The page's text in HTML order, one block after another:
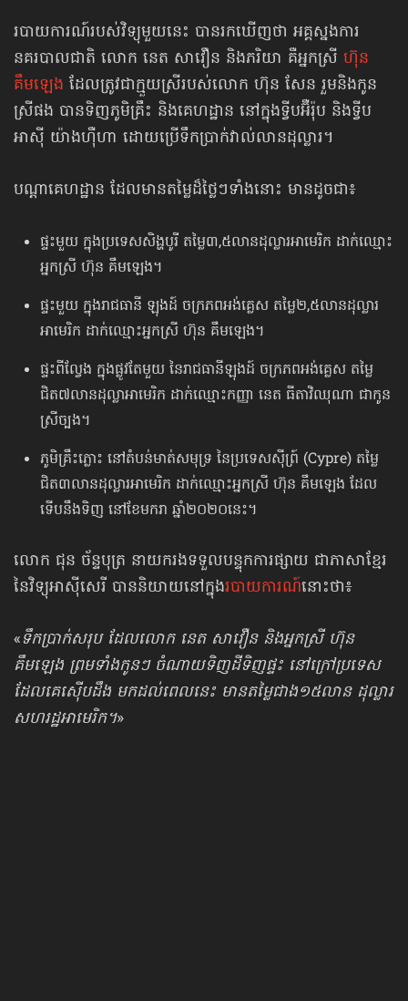
របាយការណ៍របស់វិទ្យុមួយនេះ បានរកឃើញថា អគ្គស្នងការ
នគរបាលជាតិ លោក នេត សាវឿន និងភរិយា គឺ​អ្នកស្រី ហ៊ុន
គឹមឡេង ដែលត្រូវជា​ក្មួយស្រី​របស់លោក ហ៊ុន សែន រួមនិងកូន
ស្រីផង បានទិញភូមិគ្រឹះ និងគេហដ្ឋាន នៅក្នុងទ្វីបអ៊ឺរ៉ុប និងទ្វីប
អាស៊ី យ៉ាងហ៊ឺហា ដោយប្រើទឹកប្រាក់​វាល់លានដុល្លារ។
បណ្ដាគេហដ្ឋាន ដែលមានតម្លៃដ៏ថ្លៃៗទាំងនោះ មានដូចជា៖
ផ្ទះមួយ ក្នុងប្រទេសសិង្ហបូរី តម្លៃ៣,៥លានដុល្លារអាមេរិក ដាក់ឈ្មោះ
អ្នកស្រី ហ៊ុន គឹមឡេង។
ផ្ទះមួយ ក្នុងរាជធានី ឡុងដ៍ ចក្រភពអង់គ្លេស តម្លៃ២,៥លានដុល្លារ
អាមេរិក ដាក់ឈ្មោះអ្នកស្រី ហ៊ុន គឹមឡេង។
ផ្ទះពីល្វែង ក្នុងផ្លូវតែមួយ នៃរាជធានីឡុងដ៍ ចក្រភពអង់គ្លេស តម្លៃ
ជិត៧លានដុល្លាអាមេរិក ដាក់ឈ្មោះកញ្ញា នេត ធីតាវិឈុណា ជាកូន
ស្រីច្បង។
ភូមិគ្រឹះភ្លោះ នៅតំបន់មាត់សមុទ្រ នៃប្រទេសស៊ីព្រ៍ (Cypre) តម្លៃ
ជិត៣លានដុល្លារអាមេរិក ដាក់ឈ្មោះអ្នកស្រី ហ៊ុន គឹមឡេង ដែល
ទើបនឹងទិញ នៅខែមករា ឆ្នាំ២០២០នេះ។
លោក ជុន ច័ន្ទបុត្រ នាយករងទទួលបន្ទុកការផ្សាយ ជាភាសាខ្មែរ
នៃវិទ្យុអាស៊ីសេរី បាននិយាយ​នៅក្នុង​របាយការណ៍​នោះថា៖
«ទឹកប្រាក់សរុប ដែលលោក នេត សាវឿន និងអ្នកស្រី ហ៊ុន
គឹមឡេង ព្រមទាំងកូនៗ ចំណាយទិញដីទិញផ្ទះ នៅក្រៅប្រទេស
ដែលគេស៊ើបដឹង មកដល់ពេលនេះ មានតម្លៃជាង១៥លាន ដុល្លារ
សហរដ្ឋអាមេរិក។»